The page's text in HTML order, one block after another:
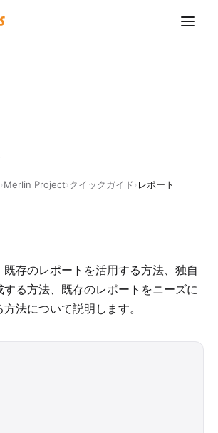
›Merlin Project›クイックガイド› レポート
既存のレポートを活用する方法、独自
る方法、既存のレポートをニーズに
法について説明します。